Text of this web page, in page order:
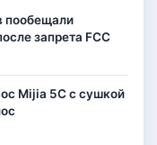
пообещали
запрета FCC
Mijia 5C с сушкой